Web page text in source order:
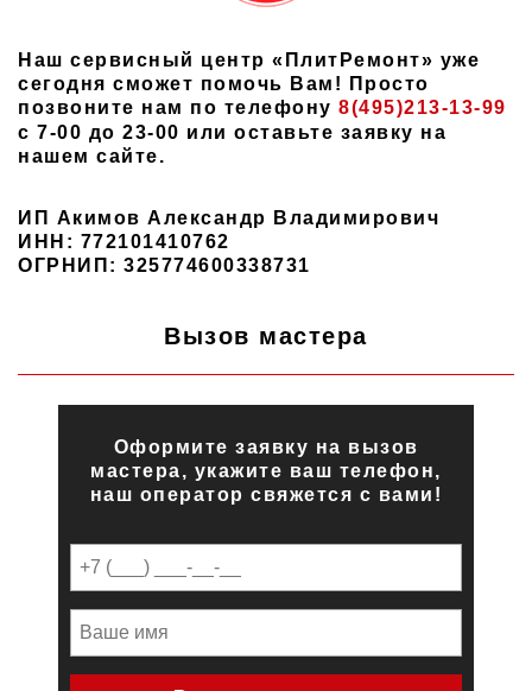
Наш сервисный центр «ПлитРемонт» уже
сегодня сможет помочь Вам! Просто
позвоните нам по телефону 8(495)213-13-99
с 7-00 до 23-00 или оставьте заявку на
нашем сайте.
ИП Акимов Александр Владимирович
ИНН: 772101410762
ОГРНИП: 325774600338731
Вызов мастера
Оформите заявку на вызов
мастера, укажите ваш телефон,
наш оператор свяжется с вами!